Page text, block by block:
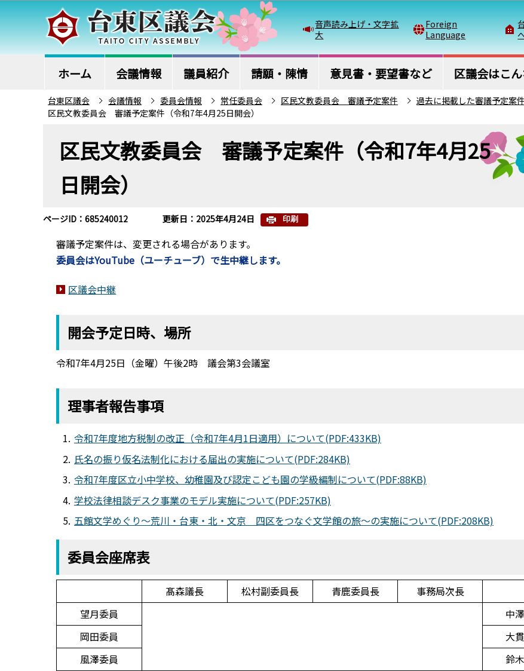
こ
の
ペ
ー
このページの本文へ移動
音声読み上げ・文字拡
大
Foreign
Language
ホーム 会議情報 議員紹介 請願・陳情 意見書・要望書など 区議会はこ
台東区議会 会議情報 委員会情報 常任委員会 区民文教委員会 審議予定案件
過去に掲載した審議予定案件
区民文教委員会 審議予定案件（令和7年4月25日開会）
ら
区民文教委員会 審議予定案件（令和7年4月25
日開会）
ページID：685240012 更新日：2025年4月24日 印刷
審議予定案件は、変更される場合があります。
委員会はYouTube（ユーチューブ）で生中継します。
区議会中継
開会予定日時、場所
令和7年4月25日（金曜）午後2時 議会第3会議室
理事者報告事項
令和7年度地方税制の改正（令和7年4月1日適用）について(PDF:433KB)
氏名の振り仮名法制化における届出の実施について(PDF:284KB)
令和7年度区立小中学校、幼稚園及び認定こども園の学級編制について(PDF:88KB)
学校法律相談デスク事業のモデル実施について(PDF:257KB)
五館文学めぐり～荒川・台東・北・文京 四区をつなぐ文学館の旅～の実施について(PDF:208KB)
委員会座席表
髙森議長 松村副委員長 青鹿委員長
事務局次長
望月委員
中
岡田委員
大
風澤委員
鈴